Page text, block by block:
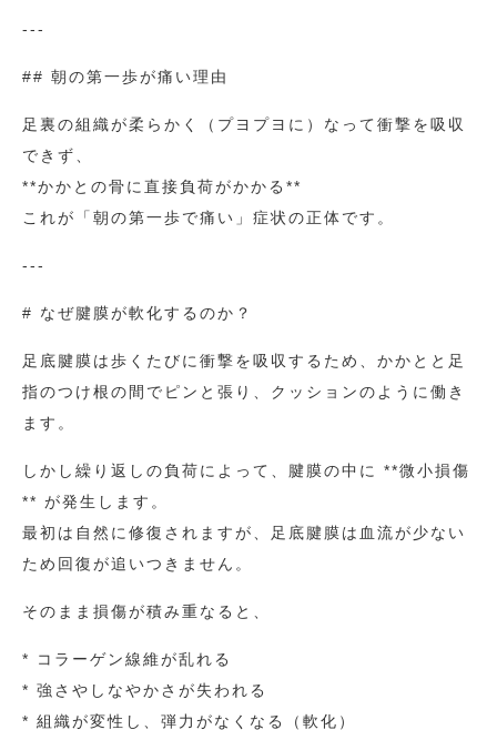
---
## 朝の第一歩が痛い理由
足裏の組織が柔らかく（プヨプヨに）なって衝撃を吸収
できず、
**かかとの骨に直接負荷がかかる**
これが「朝の第一歩で痛い」症状の正体です。
---
# なぜ腱膜が軟化するのか？
足底腱膜は歩くたびに衝撃を吸収するため、かかとと足
指のつけ根の間でピンと張り、クッションのように働き
ます。
しかし繰り返しの負荷によって、腱膜の中に **微小損傷
** が発生します。
最初は自然に修復されますが、足底腱膜は血流が少ない
ため回復が追いつきません。
そのまま損傷が積み重なると、
* コラーゲン線維が乱れる
* 強さやしなやかさが失われる
* 組織が変性し、弾力がなくなる（軟化）